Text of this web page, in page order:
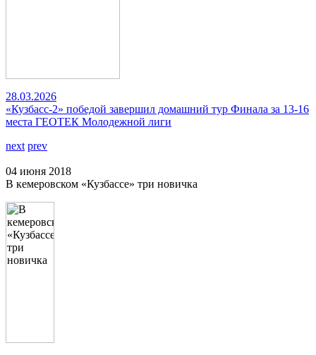
28.03.2026
«Кузбасс-2» победой завершил домашний тур Финала за 13-16
места ГЕОТЕК Молодежной лиги
next prev
04 июня 2018
В кемеровском «Кузбассе» три новичка